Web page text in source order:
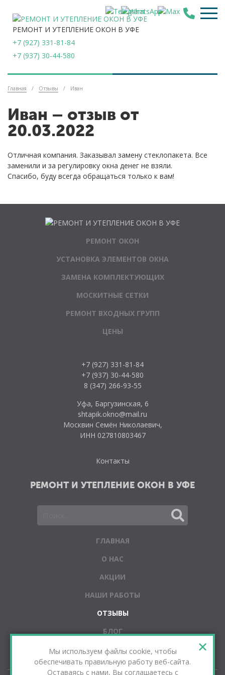
РЕМОНТ И УТЕПЛЕНИЕ ОКОН В УФЕ
+7 (927) 331-81-84
+7 (937) 30-44-580
Главная / Отзывы / Иван
Иван – отзыв от
20.03.2022
Отличная компания. Заказывал замену стеклопакета. Все
заменили и за регулировку окна денег не взяли.
Спасибо, буду всегда обращаться только к вам!
РЕМОНТ ОКОН
УСТАНОВКА ЭЛЕМЕНТОВ ОКНА
ЗАМЕНА КОМПЛЕКТУЮЩИХ
МОСКИТНЫЕ СЕТКИ
РЕМОНТ ВХОДНЫХ ГРУПП
ЦЕНЫ
+7 (927) 331-81-84
+7 (937) 30-44-580
8 (347) 266-93-55
Уфа, Баргузинская, 6
shtapik.okno@mail.ru
Москвин Семён Николаевич,
ИНН 027810803467
Контакты
РЕМОНТ И УТЕПЛЕНИЕ ОКОН В УФЕ
ГЛАВНАЯ
О НАС
АКЦИИ
НАШИ РАБОТЫ
ОТЗЫВЫ
БЛОГ
КОНТАКТЫ
+
Мы используем файлы cookie, чтобы
обеспечивать правильную работу веб-сайта.
Оставаясь с нами, Вы соглашаетесь с